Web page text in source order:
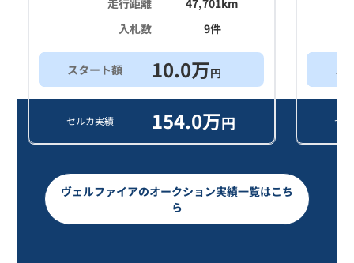
入札数
9件
スタート額 10.0万円
セルカ実績 154.0万円 セ
ヴェルファイアのオークション実績一覧はこち
ら